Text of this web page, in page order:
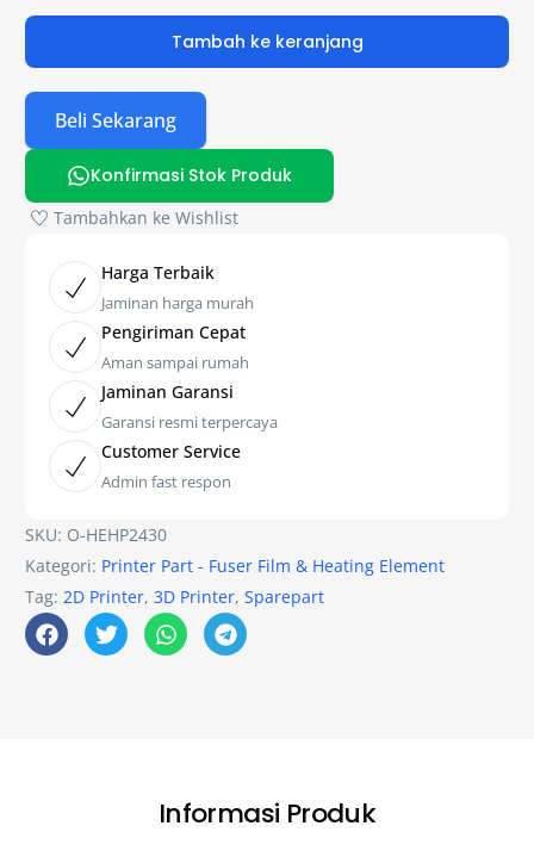
Tambah ke keranjang
Beli Sekarang
Konfirmasi Stok Produk
Tambahkan ke Wishlist
Harga Terbaik
Jaminan harga murah
Pengiriman Cepat
Aman sampai rumah
Jaminan Garansi
Garansi resmi terpercaya
Customer Service
Admin fast respon
SKU: O-HEHP2430
Kategori: Printer Part - Fuser Film & Heating Element
Tag:2D Printer,3D Printer,Sparepart
Informasi Produk